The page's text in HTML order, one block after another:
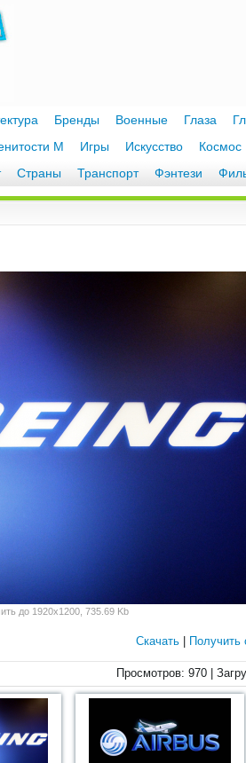
Бренды Военные Глаза
М Игры Искусство Космос
Страны Транспорт Фэнтези
до 1920x1200, 735.69 Kb
Скачать Получить
Просмотров: 970 |